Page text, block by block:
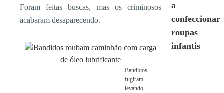
Foram feitas buscas, mas os criminosos
acabaram desaparecendo.
Bandidos
fugiram
levando
a
confeccionar
roupas
infantis